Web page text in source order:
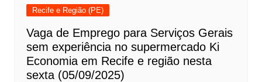
Recife e Região (PE)
Vaga de Emprego para Serviços Gerais
sem experiência no supermercado Ki
Economia em Recife e região nesta
sexta (05/09/2025)